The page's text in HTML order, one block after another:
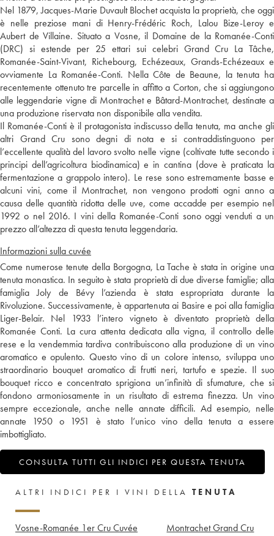
Nel 1879, Jacques-Marie Duvault Blochet acquista la proprietà, che oggi
è nelle preziose mani di Henry-Frédéric Roch, Lalou Bize-Leroy e
Aubert de Villaine. Situato a Vosne, il Domaine de la Romanée-Conti
(DRC) si estende per 25 ettari sui celebri Grand Cru La Tâche,
Romanée-Saint-Vivant, Richebourg, Echézeaux, Grands-Echézeaux e
ovviamente La Romanée-Conti. Nella Côte de Beaune, la tenuta ha
recentemente ottenuto tre parcelle in affitto a Corton, che si aggiungono
alle leggendarie vigne di Montrachet e Bâtard-Montrachet, destinate a
una produzione riservata non disponibile alla vendita.
Il Romanée-Conti è il protagonista indiscusso della tenuta, ma anche gli
altri Grand Cru sono degni di nota e si contraddistinguono per
l’eccellente qualità del lavoro svolto nelle vigne (coltivate tutte secondo i
principi dell’agricoltura biodinamica) e in cantina (dove è praticata la
fermentazione a grappolo intero). Le rese sono estremamente basse e
alcuni vini, come il Montrachet, non vengono prodotti ogni anno a
causa delle quantità ridotta delle uve, come accadde per esempio nel
1992 o nel 2016. I vini della Romanée-Conti sono oggi venduti a un
prezzo all’altezza di questa tenuta leggendaria.
Informazioni sulla cuvée
Come numerose tenute della Borgogna, La Tache è stata in origine una
tenuta monastica. In seguito è stata proprietà di due diverse famiglie; alla
famiglia Joly de Bévy l’azienda è stata espropriata durante la
Rivoluzione. Successivamente, è appartenuta ai Basire e poi alla famiglia
Liger-Belair. Nel 1933 l’intero vigneto è diventato proprietà della
Romanée Conti. La cura attenta dedicata alla vigna, il controllo delle
rese e la vendemmia tardiva contribuiscono alla produzione di un vino
aromatico e opulento. Questo vino di un colore intenso, sviluppa uno
straordinario bouquet aromatico di frutti neri, tartufo e spezie. Il suo
bouquet ricco e concentrato sprigiona un’infinità di sfumature, che si
fondono armoniosamente in un risultato di estrema finezza. Un vino
sempre eccezionale, anche nelle annate difficili. Ad esempio, nelle
annate 1950 o 1951 è stato l’unico vino della tenuta a essere
imbottigliato.
CONSULTA TUTTI GLI INDICI PER QUESTA TENUTA
ALTRI INDICI PER I VINI DELLA TENUTA
Vosne-Romanée 1er Cru Cuvée
Montrachet Grand Cru